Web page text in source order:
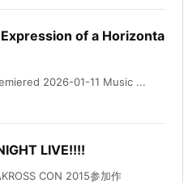
of a Horizonta
2026-01-11 Music ...
LIVE!!!!
CON 2015参加作